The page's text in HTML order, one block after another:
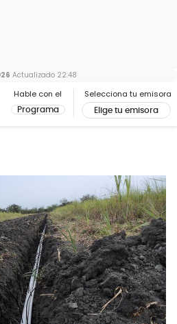
Hable con el
Programa
Selecciona tu emisora
Elige tu emisora
Actualizado 22:48